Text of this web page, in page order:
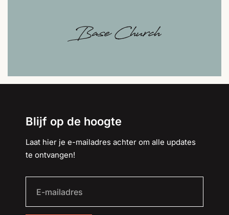
Blijf op de hoogte
Laat hier je e-mailadres achter om alle updates
te ontvangen!